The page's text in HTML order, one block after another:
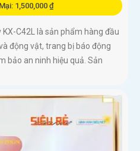
1,500,000 ₫
C42L là sản phẩm hàng đầu
động vật, trang bị báo động
bảo an ninh hiệu quả. Sản